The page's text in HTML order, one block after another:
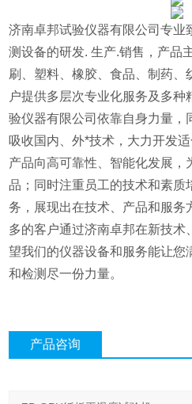
济南卓邦试验仪器有限公司专业
测设备的研发. 生产.销售，产品
刷、塑料、橡胶、食品、制药、
户提供多层次专业化服务及多
验仪器有限公司依靠自身力量，
吸收国内、外*技术，大力开发
产品向高可靠性、智能化发展，
品；同时注重员工的技术和素质
务，展现出在技术、产品和服务
多的客户通过济南卓邦在新技术
望我们的仪器设备和服务能让您
和检测尽一份力量。
产品咨询